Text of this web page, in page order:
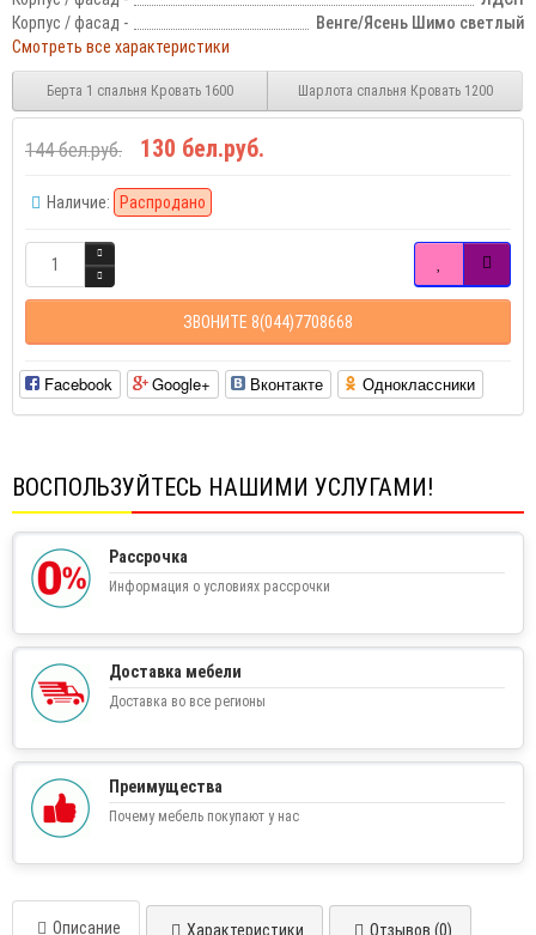
Корпус / фасад -
Венге/Ясень Шимо cветлый
Смотреть все характеристики
Берта 1 спальня Кровать 1600 Шарлота спальня Кровать 1200
144 бел.руб. 130 бел.руб.
Наличие: Распродано
ЗВОНИТЕ 8(044)7708668
Facebook Google+ Вконтакте Одноклассники
ВОСПОЛЬЗУЙТЕСЬ НАШИМИ УСЛУГАМИ!
Рассрочка
Информация о условиях рассрочки
Доставка мебели
Доставка во все регионы
Преимущества
Почему мебель покупают у нас
Описание Характеристики Отзывов (0)